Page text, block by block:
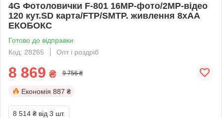
4G Фотоловички F-801 16MP-фото/2МР-відео
120 кут.SD карта/FTP/SMTP. живлення 8хАА
ЕКОБОКС
Готово до відправки
Код: 28265
Опт і роздріб
8 869 ₴ 9 756 ₴
Економія 887 ₴
8 514 ₴ від 3 шт.